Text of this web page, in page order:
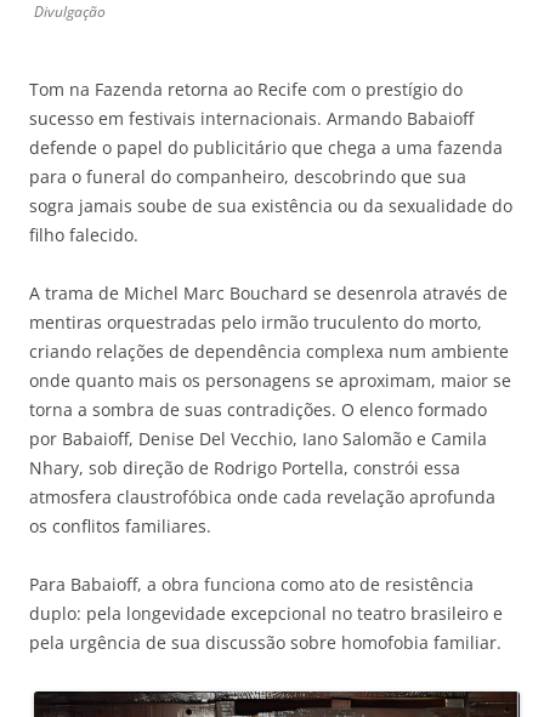
Divulgação
Tom na Fazenda retorna ao Recife com o prestígio do
sucesso em festivais internacionais. Armando Babaioff
defende o papel do publicitário que chega a uma fazenda
para o funeral do companheiro, descobrindo que sua
sogra jamais soube de sua existência ou da sexualidade do
filho falecido.
A trama de Michel Marc Bouchard se desenrola através de
mentiras orquestradas pelo irmão truculento do morto,
criando relações de dependência complexa num ambiente
onde quanto mais os personagens se aproximam, maior se
torna a sombra de suas contradições. O elenco formado
por Babaioff, Denise Del Vecchio, Iano Salomão e Camila
Nhary, sob direção de Rodrigo Portella, constrói essa
atmosfera claustrofóbica onde cada revelação aprofunda
os conflitos familiares.
Para Babaioff, a obra funciona como ato de resistência
duplo: pela longevidade excepcional no teatro brasileiro e
pela urgência de sua discussão sobre homofobia familiar.